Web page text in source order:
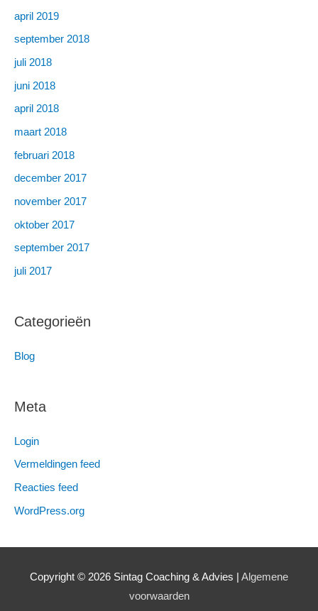
april 2019
september 2018
juli 2018
juni 2018
april 2018
maart 2018
februari 2018
december 2017
november 2017
oktober 2017
september 2017
juli 2017
Categorieën
Blog
Meta
Login
Vermeldingen feed
Reacties feed
WordPress.org
Copyright © 2026 Sintag Coaching & Advies | Algemene
voorwaarden